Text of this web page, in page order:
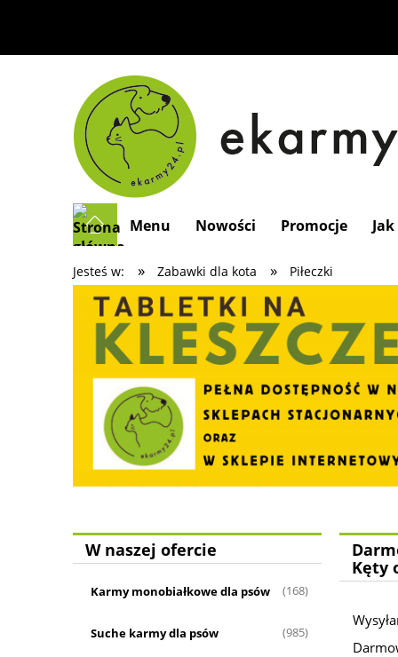
Menu Nowości Promocje
Jesteś w: » Zabawki dla kota » Piłeczki
W naszej ofercie
Karmy monobiałkowe dla psów (168)
Suche karmy dla psów (985)
Kęty